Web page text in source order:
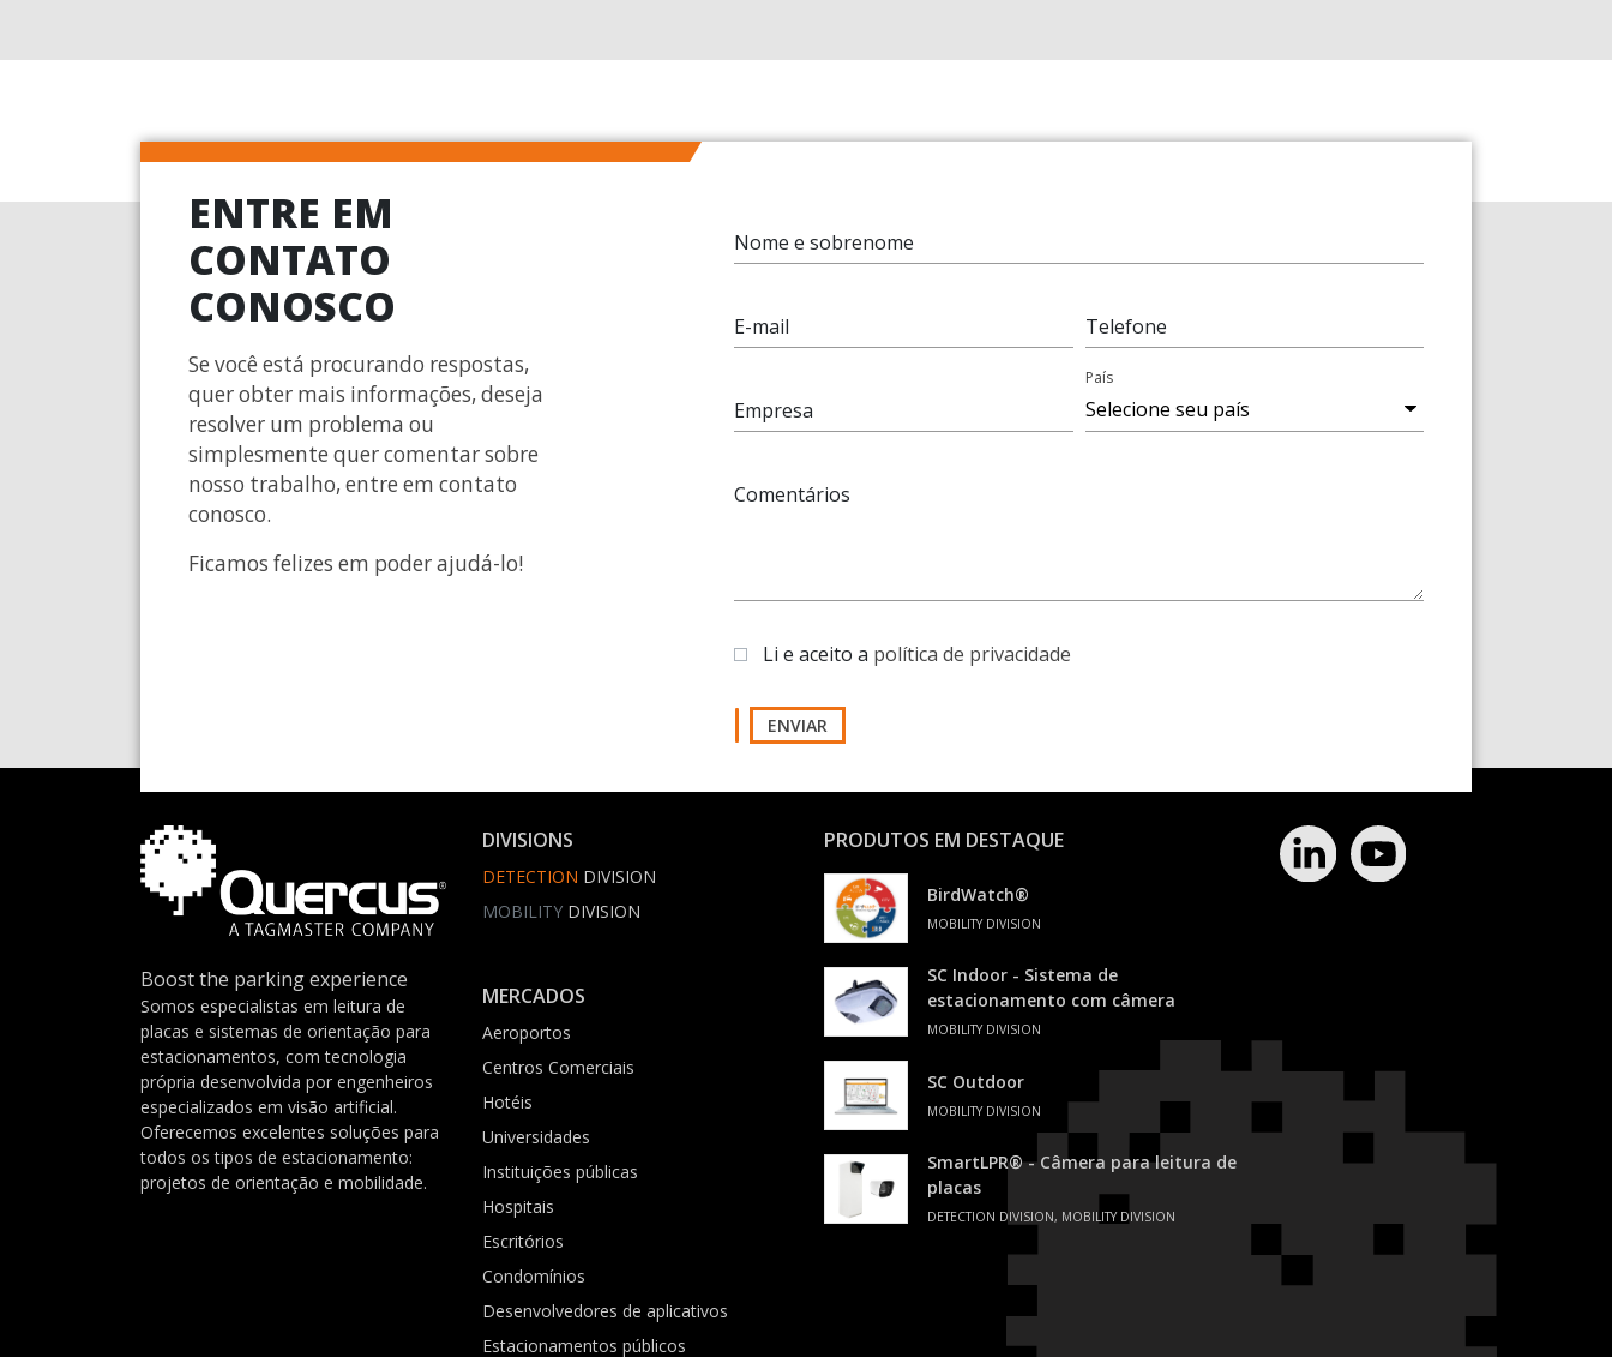
ENTRE EM
CONTATO
CONOSCO
Se você está procurando respostas,
quer obter mais informações, deseja
resolver um problema ou
simplesmente quer comentar sobre
nosso trabalho, entre em contato
conosco.
Ficamos felizes em poder ajudá-lo!
Nome e sobrenome
E-mail Telefone
Empresa
País
Comentários
Li e aceito a política de privacidade
ENVIAR
Boost the parking experience
Somos especialistas em leitura de
placas e sistemas de orientação para
estacionamentos, com tecnologia
própria desenvolvida por engenheiros
especializados em visão artificial.
Oferecemos excelentes soluções para
todos os tipos de estacionamento:
projetos de orientação e mobilidade.
DIVISIONS
DETECTION DIVISION
MOBILITY DIVISION
MERCADOS
Aeroportos
Centros Comerciais
Hotéis
Universidades
Instituições públicas
Hospitais
Escritórios
Condomínios
Desenvolvedores de aplicativos
Estacionamentos públicos
PRODUTOS EM DESTAQUE
BirdWatch®
MOBILITY DIVISION
SC Indoor - Sistema de
estacionamento com câmera
MOBILITY DIVISION
SC Outdoor
MOBILITY DIVISION
SmartLPR® - Câmera para leitura de
placas
DETECTION DIVISION, MOBILITY DIVISION